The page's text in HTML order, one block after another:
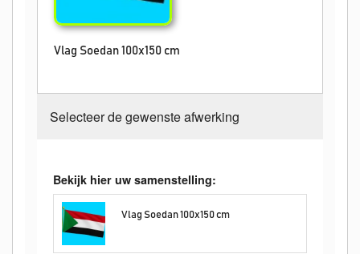
Vlag Soedan 100x150 cm
Selecteer de gewenste afwerking
Bekijk hier uw samenstelling:
Vlag Soedan 100x150 cm